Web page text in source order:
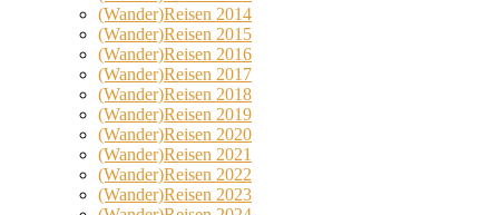
(Wander)Reisen 2014
(Wander)Reisen 2015
(Wander)Reisen 2016
(Wander)Reisen 2017
(Wander)Reisen 2018
(Wander)Reisen 2019
(Wander)Reisen 2020
(Wander)Reisen 2021
(Wander)Reisen 2022
(Wander)Reisen 2023